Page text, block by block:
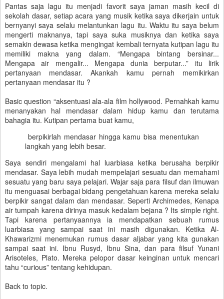
Pantas saja lagu itu menjadi favorit saya jaman masih kecil di
sekolah dasar, setiap acara yang musik ketika saya dikerjain untuk
bernyanyi saya selalu melantunkan lagu itu. Waktu itu saya belum
mengerti maknanya, tapi saya suka musiknya dan ketika saya
semakin dewasa ketika mengingat kembali ternyata kutipan lagu itu
memiliki makna yang dalam. “Mengapa bintang bersinar...
Mengapa air mengalir... Mengapa dunia berputar...” itu lirik
pertanyaan mendasar. Akankah kamu pernah memikirkan
pertanyaan mendasar itu ?
Basic question “aksentuasi ala-ala film hollywood. Pernahkah kamu
menanyakan hal mendasar dalam hidup kamu dan terutama
bahagia itu. Kutipan pertama buat kamu,
berpikirlah mendasar hingga kamu bisa menentukan
langkah yang lebih besar.
Saya sendiri mengalami hal luarbiasa ketika berusaha berpikir
mendasar. Saya lebih mudah mempelajari sesuatu dan memahami
sesuatu yang baru saya pelajari. Wajar saja para filsuf dan ilmuwan
itu menguasai berbagai bidang pengetahuan karena mereka selalu
berpikir sangat dalam dan mendasar. Seperti Archimedes, Kenapa
air tumpah karena dirinya masuk kedalam bejana ? Its simple right.
Tapi karena pertanyaannya ia mendapatkan sebuah rumus
luarbiasa yang sampai saat ini masih digunakan. Ketika Al-
Khawarizmi menemukan rumus dasar aljabar yang kita gunakan
sampai saat ini. Ibnu Rusyd, Ibnu Sina, dan para filsuf Yunani
Arisoteles, Plato. Mereka pelopor dasar keinginan untuk mencari
tahu “curious” tentang kehidupan.
Back to topic.